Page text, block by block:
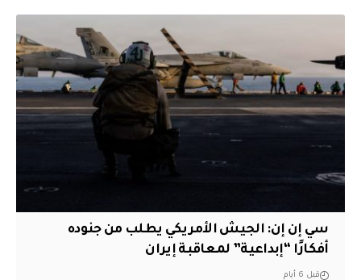
سي إن إن: الجيش الأمريكي يطلب من جنوده
أفكارًا “إبداعية” لمعاقبة إيران
قبل 6 أيام